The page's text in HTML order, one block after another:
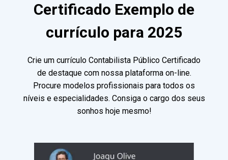
Certificado Exemplo de
currículo para 2025
Crie um currículo Contabilista Público Certificado
de destaque com nossa plataforma on-line.
Procure modelos profissionais para todos os
níveis e especialidades. Consiga o cargo dos seus
sonhos hoje mesmo!